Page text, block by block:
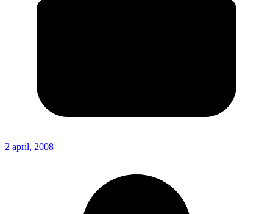
2 april, 2008